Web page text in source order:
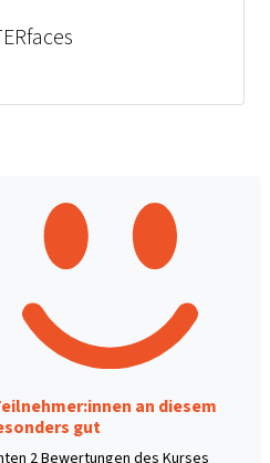
an diesem
gut
2 Bewertungen des Kurses